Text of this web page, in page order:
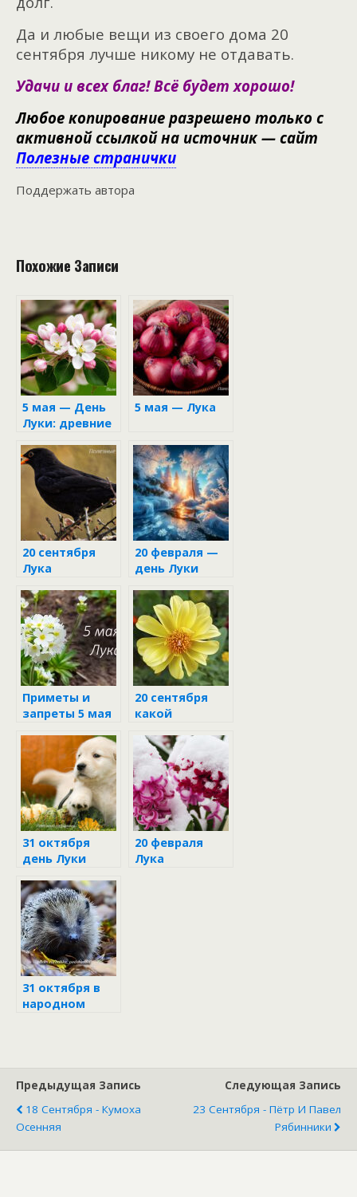
Да и любые вещи из своего дома 20
сентября лучше никому не отдавать.
Удачи и всех благ! Всё будет хорошо!
Любое копирование разрешено только с
активной ссылкой на источник — сайт
Полезные странички
Поддержать автора
Похожие Записи
5 мая — День
Луки: древние
обряды
лукового дня в
народном
календаре
5 мая — Лука
20 сентября
Лука
20 февраля —
день Луки
Приметы и
запреты 5 мая
20 сентября
какой
31 октября
день Луки
20 февраля
Лука
31 октября в
народном
Предыдущая Запись
18 Сентября - Кумоха
Осенняя
Следующая Запись
23 Сентября - Пётр И Павел
Рябинники